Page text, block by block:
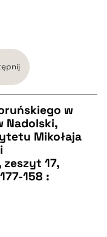
w
Nadolski,
Mikołaja
17,
158 :